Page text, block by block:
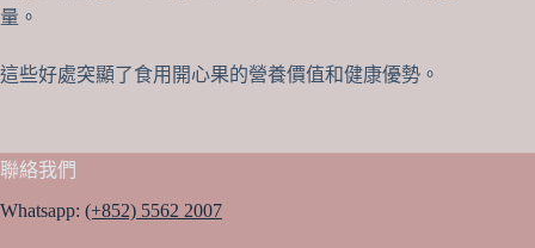
量。
這些好處突顯了食用開心果的營養價值和健康優勢。
聯絡我們
Whatsapp: (+852) 5562 2007